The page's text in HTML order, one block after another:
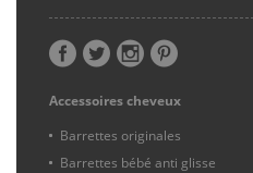
Accessoires cheveux
Barrettes originales
Barrettes bébé anti glisse